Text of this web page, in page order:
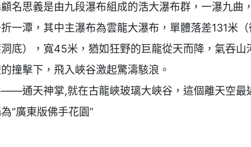
名思義是由九段瀑布組成的浩大瀑布群，一瀑九曲
一潭，其中主瀑布為雲龍大瀑布，單體落差131米
底），寬45米，猶如狂野的巨龍從天而降，氣吞山
撞擊下，飛入峽谷激起驚濤駭浪。
通天神掌,就在古龍峽玻璃大峽谷，這個離天空最
“廣東版佛手花園”